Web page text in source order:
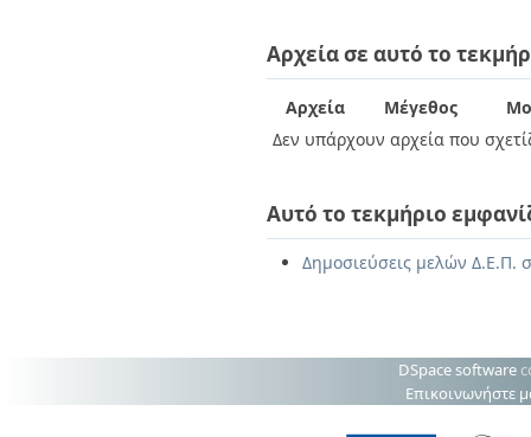
Αρχεία σε αυτό το
Αρχεία Μέγεθος
Δεν υπάρχουν αρχεία που
Αυτό το τεκμήριο
Δημοσιεύσεις μελών Δ.Ε.Π.
DSpace software
Επικοινωνήστε